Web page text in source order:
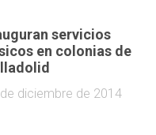
servicios
en colonias de
diciembre de 2014